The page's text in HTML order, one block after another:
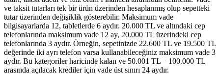
ve taksit tutarları tek bir ürün üzerinden hesaplanmış olup sepetteki
tutar üzerinden değişiklik gösterebilir. Maksimum vade
bilgisayarlarda 12, tabletlerde 6 aydır. 20.000 TL ve altındaki cep
telefonlarında maksimum vade 12 ay, 20.000 TL üzerindeki cep
telefonlarında 3 aydır. Örneğin, sepetinizde 22.600 TL ve 19.500 TL
değerinde iki ayrı telefon varsa kullanabileceğiniz maksimum vade 3
aydır. Bu kategoriler haricinde kalan ve 50.001 TL – 100.000 TL
arasında açılacak krediler için vade üst sınırı 24 aydır.